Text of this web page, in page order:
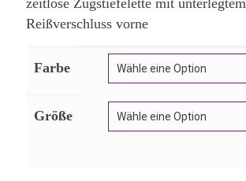
Reißverschluss vorne
Farbe
Größe